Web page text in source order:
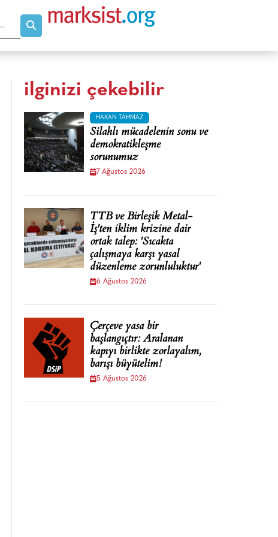
ilginizi çekebilir
HAKAN TAHMAZ
Silahlı mücadelenin sonu ve
demokratikleşme
sorunumuz
7 Ağustos 2026
TTB ve Birleşik Metal-
İş'ten iklim krizine dair
ortak talep: 'Sıcakta
çalışmaya karşı yasal
düzenleme zorunluluktur'
6 Ağustos 2026
Çerçeve yasa bir
başlangıçtır: Aralanan
kapıyı birlikte zorlayalım,
barışı büyütelim!
5 Ağustos 2026